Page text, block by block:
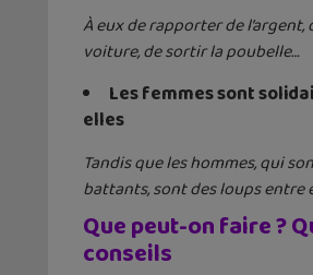
Àeux de rapporter de
voiture, de sortir la poubelle…
Les femmes sont
elles
Tandis que les hommes, qui
battants, sont des loups entre
Que peut-on faire ?
conseils